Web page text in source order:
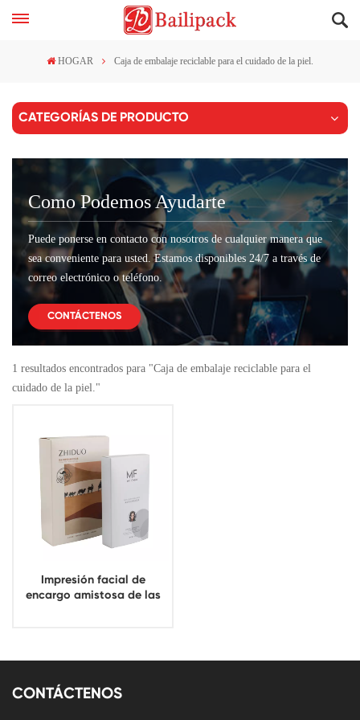
HOGAR Caja de embalaje reciclable para el cuidado de la piel.
CATEGORÍAS DE PRODUCTO
Como Podemos Ayudarte
Puede ponerse en contacto con nosotros de cualquier manera que
sea conveniente para usted. Estamos disponibles 24/7 a través de
correo electrónico o teléfono.
CONTÁCTENOS
1 resultados encontrados para "Caja de embalaje reciclable para el
cuidado de la piel."
Impresión facial de
encargo amistosa de las
CONTÁCTENOS